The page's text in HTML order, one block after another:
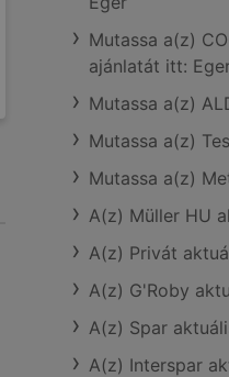
Mutassa a(z)
ajánlatát itt:
Mutassa a(z)
Mutassa a(z)
Mutassa a(z)
A(z) Müller HU
A(z) Privát
A(z) G'Roby
A(z) Spar
A(z) Interspar